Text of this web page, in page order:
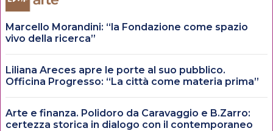
Marcello Morandini: “la Fondazione come spazio
vivo della ricerca”
Liliana Areces apre le porte al suo pubblico.
Officina Progresso: “La città come materia prima”
Arte e finanza. Polidoro da Caravaggio e B.Zarro:
certezza storica in dialogo con il contemporaneo